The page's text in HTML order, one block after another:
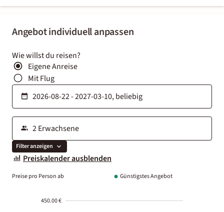
Angebot individuell anpassen
Wie willst du reisen?
Eigene Anreise
Mit Flug
Filter anzeigen
Preiskalender ausblenden
Preise pro Person ab Günstigstes Angebot
450.00 €